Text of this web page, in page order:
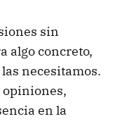
sin
algo concreto,
necesitamos.
en la